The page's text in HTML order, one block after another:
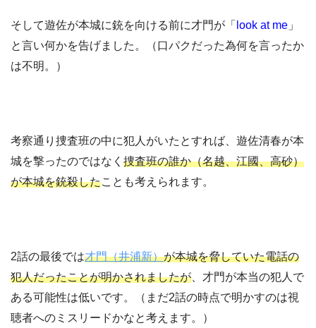
そして遊佐が本城に銃を向ける前に才門が「 look at me 」
と言い何かを告げました。（口パクだった為何を言ったか
は不明。）
考察通り捜査班の中に犯人がいたとすれば、遊佐清春が本
城を撃ったのではなく 捜査班の誰か（名越、江國、高砂）
が本城を銃殺したことも考えられます。
2話の最後では才門（井浦新）が本城を脅していた電話の
犯人だったことが明かされましたが 、才門が本当の犯人で
ある可能性は低いです。（まだ2話の時点で明かすのは視
聴者へのミスリードかなと考えます。）